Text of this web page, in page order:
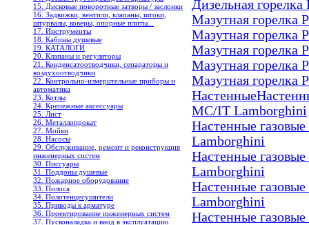
15. Дисковые поворотные затворы / заслонки
16. Задвижки, вентили, клапаны, штоки,
штурвалы, коверы, опорные плиты...
17. Инструменты
18. Кабины душевые
19. КАТАЛОГИ
20. Клапаны и регуляторы
21. Конденсатоотводчики, сепараторы и
воздухоотводчики
22. Контрольно-измерительные приборы и
автоматика
23. Котлы
24. Крепежные аксессуары
25. Лист
26. Металлопрокат
27. Мойки
28. Насосы
29. Обслуживание, ремонт и реконструкция
инженерных систем
30. Писсуары
31. Поддоны душевые
32. Пожарное оборудование
33. Полоса
34. Полотенцесушители
35. Приводы к арматуре
36. Проектирование инженерных систем
37. Пусконаладка и ввод в эксплуатацию
Дизельная
Мазутная горелка
Мазутная горелка
Мазутная горелка
Мазутная горелка
Мазутная горелка
Настенные
MC/IT Lamborghini
Настенные
Lamborghini
Настенные
Lamborghini
Настенные
Lamborghini
Настенные